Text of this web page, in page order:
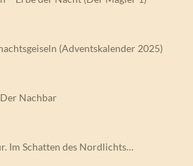
(Adventskalender 2025)
Nachbar
Im Schatten des Nordlichts…